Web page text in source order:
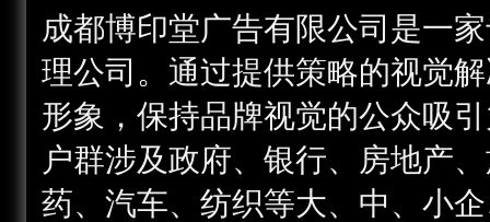
成都博印堂广告有限公司是一
理公司。通过提供策略的视觉
形象，保持品牌视觉的公众吸
户群涉及政府、银行、房地产
药、汽车、纺织等大、中、小